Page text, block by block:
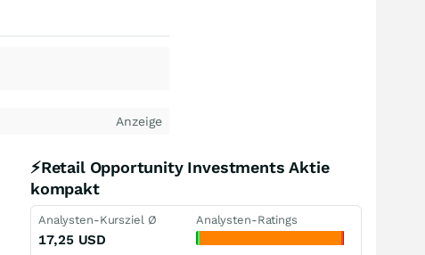
Anzeige
⚡Retail Opportunity Investments Aktie
kompakt
Analysten-Kursziel Ø
17,25 USD
Analysten-Ratings